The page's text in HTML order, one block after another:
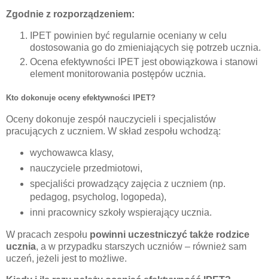
Zgodnie z rozporządzeniem:
IPET powinien być regularnie oceniany w celu
dostosowania go do zmieniających się potrzeb ucznia.
Ocena efektywności IPET jest obowiązkowa i stanowi
element monitorowania postępów ucznia.
Kto dokonuje oceny efektywności IPET?
Oceny dokonuje zespół nauczycieli i specjalistów
pracujących z uczniem. W skład zespołu wchodzą:
wychowawca klasy,
nauczyciele przedmiotowi,
specjaliści prowadzący zajęcia z uczniem (np.
pedagog, psycholog, logopeda),
inni pracownicy szkoły wspierający ucznia.
W pracach zespołu powinni uczestniczyć także rodzice
ucznia, a w przypadku starszych uczniów – również sam
uczeń, jeżeli jest to możliwe.